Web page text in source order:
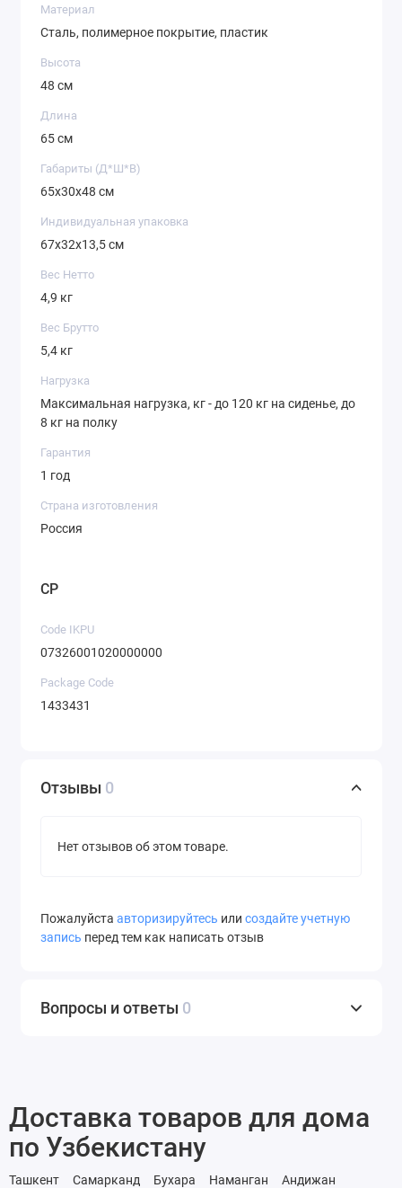
Материал
Сталь, полимерное покрытие, пластик
Высота
48 см
Длина
65 см
Габариты (Д*Ш*В)
65х30х48 см
Индивидуальная упаковка
67х32х13,5 см
Вес Нетто
4,9 кг
Вес Брутто
5,4 кг
Нагрузка
Максимальная нагрузка, кг - до 120 кг на сиденье, до
8 кг на полку
Гарантия
1 год
Страна изготовления
Россия
CP
Code IKPU
07326001020000000
Package Code
1433431
Отзывы 0
Нет отзывов об этом товаре.
Пожалуйста авторизируйтесь или создайте учетную
запись перед тем как написать отзыв
Вопросы и ответы 0
Доставка товаров для дома
по Узбекистану
Ташкент Самарканд Бухара Наманган Андижан